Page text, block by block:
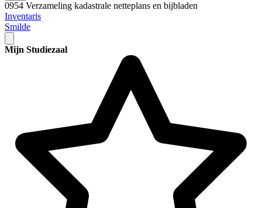
0954 Verzameling kadastrale netteplans en bijbladen
Inventaris
Smilde
Mijn Studiezaal